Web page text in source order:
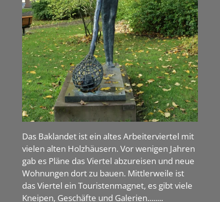
Das Baklandet ist ein altes Arbeiterviertel mit
vielen alten Holzhäusern. Vor wenigen Jahren
gab es Pläne das Viertel abzureisen und neue
Wohnungen dort zu bauen. Mittlerweile ist
das Viertel ein Touristenmagnet, es gibt viele
Kneipen, Geschäfte und Galerien........